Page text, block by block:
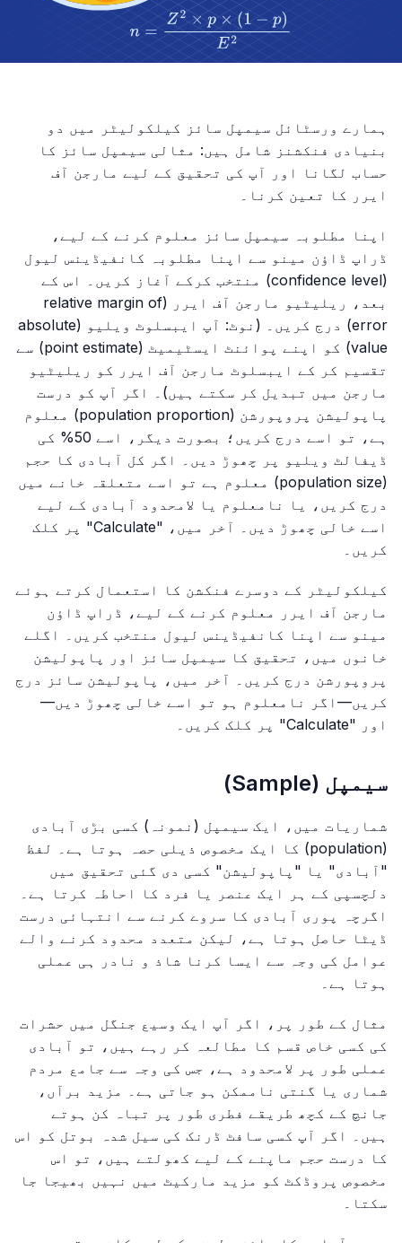
ہمارے ورسٹائل سیمپل سائز کیلکولیٹر میں دو
بنیادی فنکشنز شامل ہیں: مثالی سیمپل سائز کا
حساب لگانا اور آپ کی تحقیق کے لیے مارجن آف
ایرر کا تعین کرنا۔
اپنا مطلوبہ سیمپل سائز معلوم کرنے کے لیے،
ڈراپ ڈاؤن مینو سے اپنا مطلوبہ کانفیڈینس لیول
(confidence level) منتخب کرکے آغاز کریں۔ اس کے
بعد، ریلیٹیو مارجن آف ایرر (relative margin of
error) درج کریں۔ (نوٹ: آپ ایبسلوٹ ویلیو (absolute
value) کو اپنے پوائنٹ ایسٹیمیٹ (point estimate) سے
تقسیم کر کے ایبسلوٹ مارجن آف ایرر کو ریلیٹیو
مارجن میں تبدیل کر سکتے ہیں)۔ اگر آپ کو درست
پاپولیشن پروپورشن (population proportion) معلوم
ہے، تو اسے درج کریں؛ بصورت دیگر، اسے 50% کی
ڈیفالٹ ویلیو پر چھوڑ دیں۔ اگر کل آبادی کا حجم
(population size) معلوم ہے تو اسے متعلقہ خانے میں
درج کریں، یا نامعلوم یا لامحدود آبادی کے لیے
اسے خالی چھوڑ دیں۔ آخر میں، "Calculate" پر کلک
کریں۔
کیلکولیٹر کے دوسرے فنکشن کا استعمال کرتے ہوئے
مارجن آف ایرر معلوم کرنے کے لیے، ڈراپ ڈاؤن
مینو سے اپنا کانفیڈینس لیول منتخب کریں۔ اگلے
خانوں میں، تحقیق کا سیمپل سائز اور پاپولیشن
پروپورشن درج کریں۔ آخر میں، پاپولیشن سائز درج
کریں—اگر نامعلوم ہو تو اسے خالی چھوڑ دیں—
اور "Calculate" پر کلک کریں۔
سیمپل (Sample)
شماریات میں، ایک سیمپل (نمونہ) کسی بڑی آبادی
(population) کا ایک مخصوص ذیلی حصہ ہوتا ہے۔ لفظ
"آبادی" یا "پاپولیشن" کسی دی گئی تحقیق میں
دلچسپی کے ہر ایک عنصر یا فرد کا احاطہ کرتا ہے۔
اگرچہ پوری آبادی کا سروے کرنے سے انتہائی درست
ڈیٹا حاصل ہوتا ہے، لیکن متعدد محدود کرنے والے
عوامل کی وجہ سے ایسا کرنا شاذ و نادر ہی عملی
ہوتا ہے۔
مثال کے طور پر، اگر آپ ایک وسیع جنگل میں حشرات
کی کسی خاص قسم کا مطالعہ کر رہے ہیں، تو آبادی
عملی طور پر لامحدود ہے، جس کی وجہ سے جامع مردم
شماری یا گنتی ناممکن ہو جاتی ہے۔ مزید برآں،
جانچ کے کچھ طریقے فطری طور پر تباہ کن ہوتے
ہیں۔ اگر آپ کسی سافٹ ڈرنک کی سیل شدہ بوتل کو اس
کا درست حجم ماپنے کے لیے کھولتے ہیں، تو اس
مخصوص پروڈکٹ کو مزید مارکیٹ میں نہیں بھیجا جا
سکتا۔